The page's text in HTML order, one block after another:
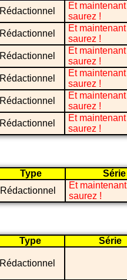
Rédactionnel
Et
saurez !
Rédactionnel
Et
saurez !
Rédactionnel
Et
saurez !
Rédactionnel
Et
saurez !
Rédactionnel
Et
saurez !
Rédactionnel
Et
saurez !
Type
Série
Rédactionnel
Et
saurez !
Type Série
Rédactionnel